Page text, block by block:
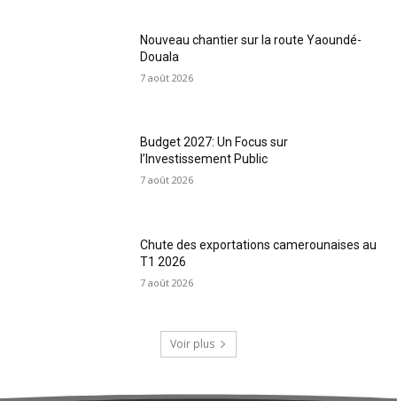
Nouveau chantier sur la route Yaoundé-
Douala
7 août 2026
Budget 2027: Un Focus sur
l’Investissement Public
7 août 2026
Chute des exportations camerounaises au
T1 2026
7 août 2026
Voir plus